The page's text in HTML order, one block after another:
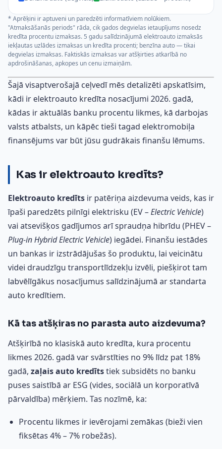
* Aprēķini ir aptuveni un paredzēti informatīviem nolūkiem.
"Atmaksāšanās periods" rāda, cik gados degvielas ietaupījums nosedz
kredīta procentu izmaksas. 5 gadu salīdzinājumā elektroauto izmaksās
iekļautas uzlādes izmaksas un kredīta procenti; benzīna auto — tikai
degvielas izmaksas. Faktiskās izmaksas var atšķirties atkarībā no
apdrošināšanas, apkopes un cenu izmaiņām.
Šajā visaptverošajā ceļvedī mēs detalizēti apskatīsim,
kādi ir elektroauto kredīta nosacījumi 2026. gadā,
kādas ir aktuālās banku procentu likmes, kā darbojas
valsts atbalsts, un kāpēc tieši tagad elektromobiļa
finansējums var būt jūsu gudrākais finanšu lēmums.
Kas ir elektroauto kredīts?
Elektroauto kredīts ir patēriņa aizdevuma veids, kas ir
īpaši paredzēts pilnīgi elektrisku (EV –Electric Vehicle)
vai atsevišķos gadījumos arī spraudņa hibrīdu (PHEV –
Plug-in Hybrid Electric Vehicle) iegādei. Finanšu iestādes
un bankas ir izstrādājušas šo produktu, lai veicinātu
videi draudzīgu transportlīdzekļu izvēli, piešķirot tam
labvēlīgākus nosacījumus salīdzinājumā ar standarta
auto kredītiem.
Kā tas atšķiras no parasta auto aizdevuma?
Atšķirībā no klasiskā auto kredīta, kura procentu
likmes 2026. gadā var svārstīties no 9% līdz pat 18%
gadā, zaļais auto kredītstiek subsidēts no banku
puses saistībā ar ESG (vides, sociālā un korporatīvā
pārvaldība) mērķiem. Tas nozīmē, ka:
Procentu likmes ir ievērojami zemākas (bieži vien
fiksētas 4% – 7% robežās).